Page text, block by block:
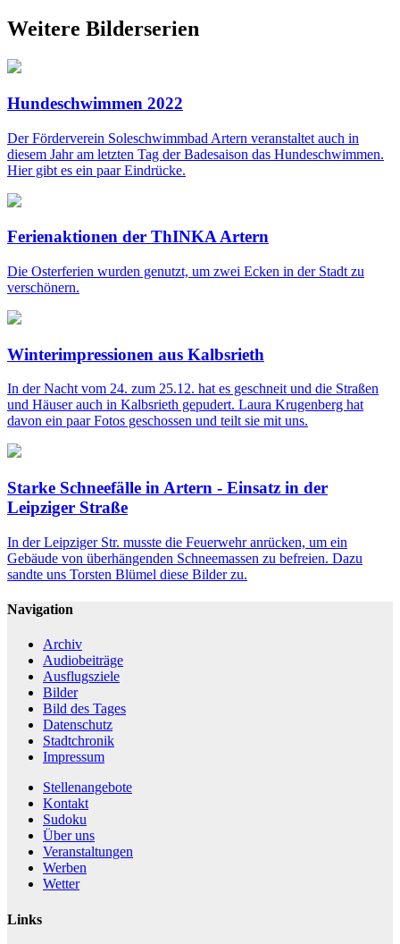
Weitere Bilderserien
Hundeschwimmen 2022
Der Förderverein Soleschwimmbad Artern veranstaltet auch in
diesem Jahr am letzten Tag der Badesaison das Hundeschwimmen.
Hier gibt es ein paar Eindrücke.
Ferienaktionen der ThINKA Artern
Die Osterferien wurden genutzt, um zwei Ecken in der Stadt zu
verschönern.
Winterimpressionen aus Kalbsrieth
In der Nacht vom 24. zum 25.12. hat es geschneit und die Straßen
und Häuser auch in Kalbsrieth gepudert. Laura Krugenberg hat
davon ein paar Fotos geschossen und teilt sie mit uns.
Starke Schneefälle in Artern - Einsatz in der
Leipziger Straße
In der Leipziger Str. musste die Feuerwehr anrücken, um ein
Gebäude von überhängenden Schneemassen zu befreien. Dazu
sandte uns Torsten Blümel diese Bilder zu.
Navigation
Archiv
Audiobeiträge
Ausflugsziele
Bilder
Bild des Tages
Datenschutz
Stadtchronik
Impressum
Stellenangebote
Kontakt
Sudoku
Über uns
Veranstaltungen
Werben
Wetter
Links